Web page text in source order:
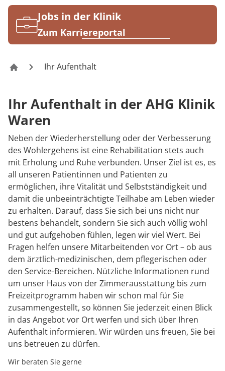
KarriereJobs in der Klinik
Zum Karriereportal
AHG Klinik Waren
Ihr Aufenthalt
Ihr Aufenthalt in der AHG Klinik
Waren
Neben der Wiederherstellung oder der Verbesserung
des Wohlergehens ist eine Rehabilitation stets auch
mit Erholung und Ruhe verbunden. Unser Ziel ist es, es
all unseren Patientinnen und Patienten zu
ermöglichen, ihre Vitalität und Selbstständigkeit und
damit die unbeeinträchtigte Teilhabe am Leben wieder
zu erhalten. Darauf, dass Sie sich bei uns nicht nur
bestens behandelt, sondern Sie sich auch völlig wohl
und gut aufgehoben fühlen, legen wir viel Wert. Bei
Fragen helfen unsere Mitarbeitenden vor Ort – ob aus
dem ärztlich-medizinischen, dem pflegerischen oder
den Service-Bereichen. Nützliche Informationen rund
um unser Haus von der Zimmerausstattung bis zum
Freizeitprogramm haben wir schon mal für Sie
zusammengestellt, so können Sie jederzeit einen Blick
in das Angebot vor Ort werfen und sich über Ihren
Aufenthalt informieren. Wir würden uns freuen, Sie bei
uns betreuen zu dürfen.
Wir beraten Sie gerne